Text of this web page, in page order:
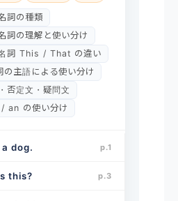
詞の種類
詞の理解と使い分け
詞 This / That の違い
の主語による使い分け
否定文・疑問文
an の使い分け
dog. p.1
this? p.3